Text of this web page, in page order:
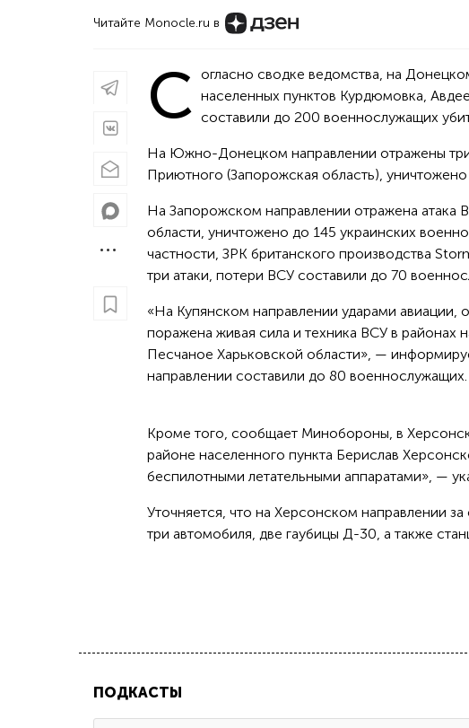
Читайте Monocle.ru в
С огласно сводке ведомства, на
населенных пунктов Курдюмовка,
составили до 200 военнослужащих
На Южно-Донецком направлении отражены
Приютного (Запорожская область),
На Запорожском направлении отражена атака
области, уничтожено до 145 украинских
частности, ЗРК британского производства
три атаки, потери ВСУ составили до 70
«На Купянском направлении ударами авиации,
поражена живая сила и техника ВСУ в районах
Песчаное Харьковской области», —
направлении составили до 80 военнослужащих.
Кроме того, сообщает Минобороны, в
районе населенного пункта Берислав
беспилотными летательными аппаратами», —
Уточняется, что на Херсонском направлении
три автомобиля, две гаубицы Д-30, а также
ПОДКАСТЫ